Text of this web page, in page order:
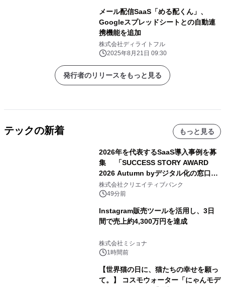
メール配信SaaS「める配くん」、
Googleスプレッドシートとの自動連
携機能を追加
株式会社ディライトフル
2025年8月21日 09:30
発行者のリリースをもっと見る
テックの新着 もっと見る
2026年を代表するSaaS導入事例を募
集 「SUCCESS STORY AWARD
2026 Autumn byデジタル化の窓口」
開催
株式会社クリエイティブバンク
49分前
Instagram販売ツールを活用し、3日
間で売上約4,300万円を達成
株式会社ミショナ
1時間前
【世界猫の日に、猫たちの幸せを願っ
て。】 コスモウォーター「にゃんモデ